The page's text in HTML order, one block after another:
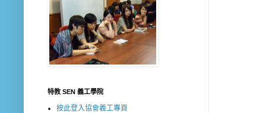
特教 SEN 義工學院
按此登入協會義工專頁